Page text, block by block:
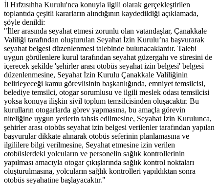
İl Hıfzısıhha Kurulu'nca konuyla ilgili olarak gerçekleştirilen
toplantıda çeşitli kararların alındığının kaydedildiği açıklamada,
şöyle denildi:
"İller arasında seyahat etmesi zorunlu olan vatandaşlar, Çanakkale
Valiliği tarafından oluşturulan Seyahat İzin Kurulu’na başvurarak
seyahat belgesi düzenlenmesi talebinde bulunacaklardır. Talebi
uygun görülenlere kurul tarafından seyahat güzergahı ve süresini de
içerecek şekilde 'şehirler arası otobüs seyahat izin belgesi' belgesi
düzenlenmesine, Seyahat İzin Kurulu Çanakkale Valiliğinin
belirleyeceği kamu görevlisinin başkanlığında, emniyet temsilcisi,
belediye temsilci, otogar sorumlusu ve ilgili meslek odası temsilcisi
yoksa konuya ilişkin sivil toplum temsilcisinden oluşacaktır. Bu
kurulların otogarlarda görev yapmasına, bu amaçla görevin
niteliğine uygun yerlerin tahsis edilmesine, Seyahat İzin Kurulunca,
şehirler arası otobüs seyahat izin belgesi verilenler tarafından yapılan
başvurular dikkate alınarak otobüs seferinin planlamasına ve
ilgililere bilgi verilmesine, Seyahat etmesine izin verilen
otobüslerdeki yolcuların ve personelin sağlık kontrollerinin
yapılması amacıyla otogar çıkışlarında sağlık kontrol noktaları
oluşturulmasına, yolcuların sağlık kontrolleri yapıldıktan sonra
otobüs seyahatine başlayacaktır."